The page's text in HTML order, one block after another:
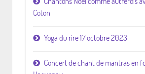
Coton
Yoga du rire 17 octobre 2023
Concert de chant de mantras en